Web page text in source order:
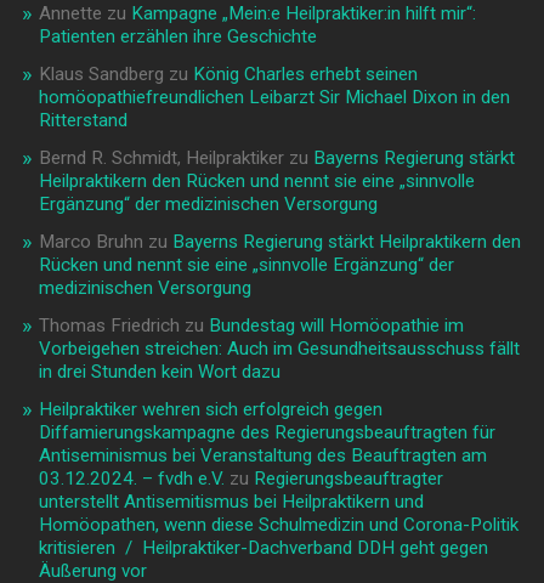
Annette zu Kampagne „Mein:e Heilpraktiker:in hilft mir“:
Patienten erzählen ihre Geschichte
Klaus Sandberg zu König Charles erhebt seinen
homöopathiefreundlichen Leibarzt Sir Michael Dixon in den
Ritterstand
Bernd R. Schmidt, Heilpraktikerzu Bayerns Regierung stärkt
Heilpraktikern den Rücken und nennt sie eine „sinnvolle
Ergänzung“ der medizinischen Versorgung
Marco Bruhn zu Bayerns Regierung stärkt Heilpraktikern den
Rücken und nennt sie eine „sinnvolle Ergänzung“ der
medizinischen Versorgung
Thomas Friedrich zu Bundestag will Homöopathie im
Vorbeigehen streichen: Auch im Gesundheitsausschuss fällt
in drei Stunden kein Wort dazu
Heilpraktiker wehren sich erfolgreich gegen
Diffamierungskampagne des Regierungsbeauftragten für
Antiseminismus bei Veranstaltung des Beauftragten am
03.12.2024. – fvdh e.V. zu Regierungsbeauftragter
unterstellt Antisemitismus bei Heilpraktikern und
Homöopathen, wenn diese Schulmedizin und Corona-Politik
kritisieren / Heilpraktiker-Dachverband DDH geht gegen
Äußerung vor